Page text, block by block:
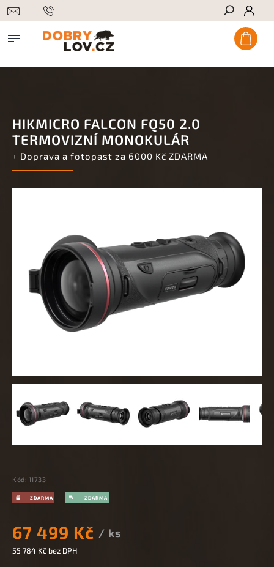
Hledat
HIKMICRO FALCON FQ50 2.0
TERMOVIZNÍ MONOKULÁR
+ Doprava a fotopast za 6000 Kč ZDARMA
Kód: 11733
67 499 Kč / ks
55 784 Kč bez DPH